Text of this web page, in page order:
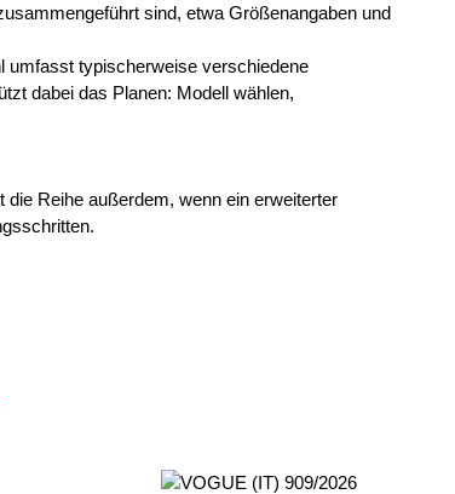
sind, etwa Größenangaben und
umfasst typischerweise verschiedene
dabei das Planen: Modell wählen,
Reihe außerdem, wenn ein erweiterter